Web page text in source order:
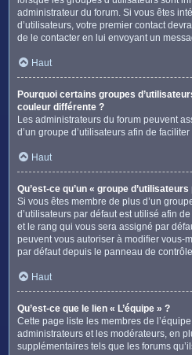
administrateur du forum. Si vous êtes
d’utilisateurs, votre premier contact
de le contacter en lui envoyant un
Haut
Pourquoi certains groupes
couleur différente ?
Les administrateurs du forum peuvent
d’un groupe d’utilisateurs afin de
Haut
Qu’est-ce qu’un « groupe
Si vous êtes membre de plus d’un
d’utilisateurs par défaut est utilisé afin
et le rang qui vous sera assigné par
peuvent vous autoriser à modifier vous-
par défaut depuis le panneau de
Haut
Qu’est-ce que le lien « L’équipe » ?
Cette page liste les membres de
administrateurs et les modérateurs, en
supplémentaires tels que les forums